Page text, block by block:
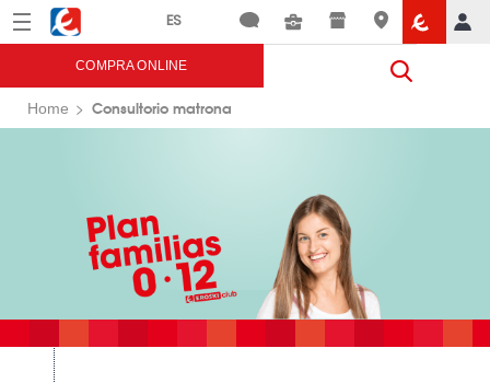
Menú Eroski
COMPRA ONLINE
Home Consultorio matrona